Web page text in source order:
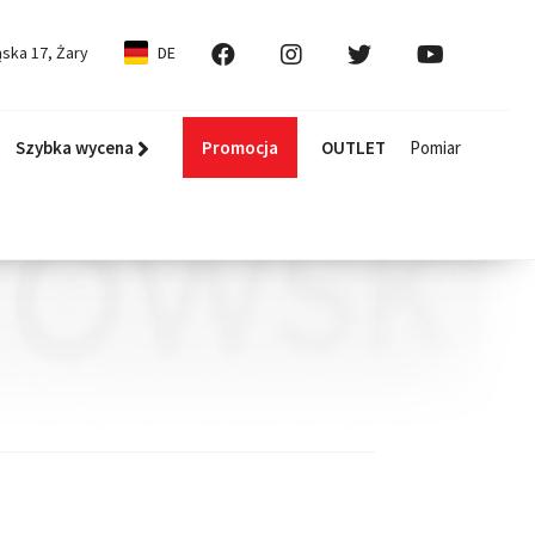
17, Żary DE
Szybka wycena Promocja OUTLET Pomiar